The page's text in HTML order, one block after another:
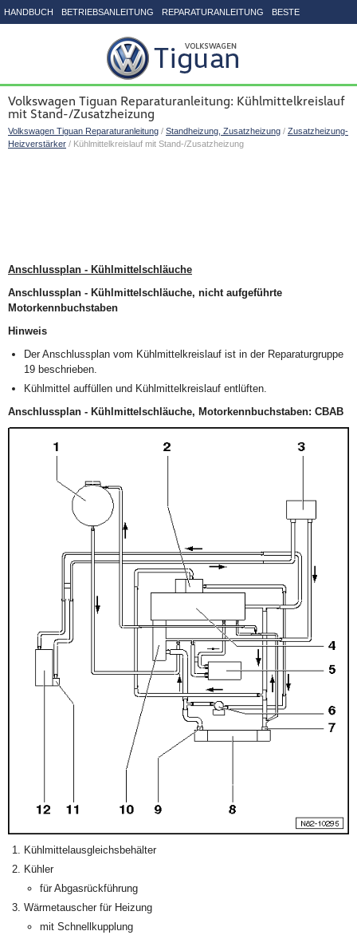
HANDBUCH BETRIEBSANLEITUNG REPARATURANLEITUNG BESTE
Volkswagen Tiguan Reparaturanleitung: Kühlmittelkreislauf
mit Stand-/Zusatzheizung
Volkswagen Tiguan Reparaturanleitung / Standheizung, Zusatzheizung / Zusatzheizung-
Heizverstärker / Kühlmittelkreislauf mit Stand-/Zusatzheizung
Anschlussplan - Kühlmittelschläuche
Anschlussplan - Kühlmittelschläuche, nicht aufgeführte
Motorkennbuchstaben
Hinweis
Der Anschlussplan vom Kühlmittelkreislauf ist in der Reparaturgruppe
19 beschrieben.
Kühlmittel auffüllen und Kühlmittelkreislauf entlüften.
Anschlussplan - Kühlmittelschläuche, Motorkennbuchstaben: CBAB
Kühlmittelausgleichsbehälter
Kühler
für Abgasrückführung
Wärmetauscher für Heizung
mit Schnellkupplung